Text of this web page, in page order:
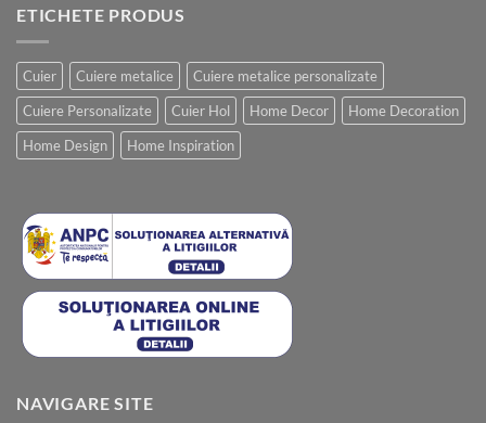
ETICHETE PRODUS
Cuier Cuiere metalice
Cuiere metalice personalizate
Cuiere Personalizate
Cuier Hol Home Decor
Home Decoration
Home Design
Home Inspiration
NAVIGARE SITE